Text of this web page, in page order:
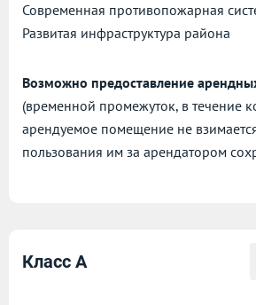
Современная противопожарная
Развитая инфраструктура района
Возможно предоставление
(временной промежуток, в течение
арендуемое помещение не
пользования им за арендатором
Класс A